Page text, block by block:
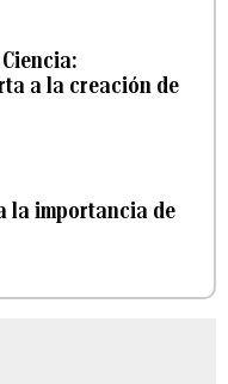
a la creación de
la importancia de